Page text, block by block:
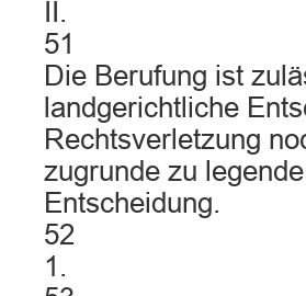
II.
51
Die Berufung ist
landgerichtliche
Rechtsverletzung
zugrunde zu
Entscheidung.
52
1.